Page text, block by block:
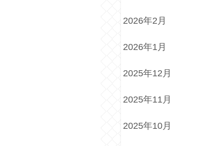
2026年2月
2026年1月
2025年12月
2025年11月
2025年10月